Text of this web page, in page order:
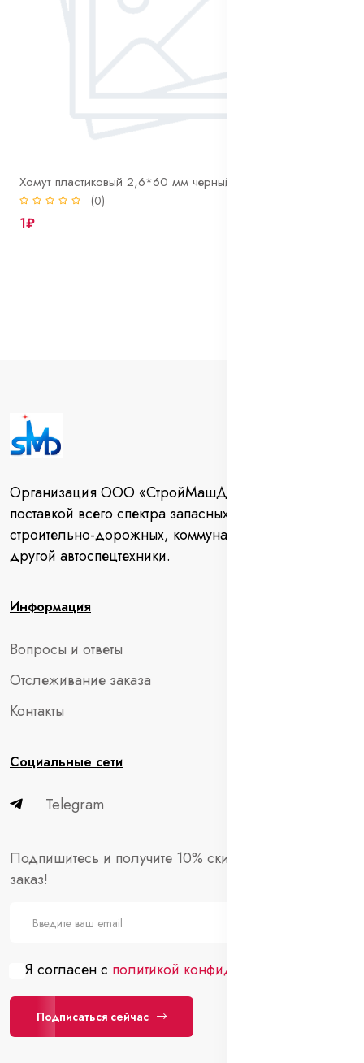
Хомут пластиковый 2,6*60 мм черный
(0)
1₽
Организация ООО «СтройМашДеталь» занимается
поставкой всего спектра запасных частей для
строительно-дорожных, коммунальных машин и
другой автоспецтехники.
Информация
Вопросы и ответы
Отслеживание заказа
Контакты
Социальные сети
Telegram
Подпишитесь и получите 10% скидки на первый
заказ!
Я согласен с политикой конфиденциальности
Подписаться сейчас